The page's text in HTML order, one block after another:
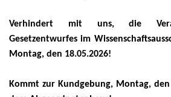
Verhindert mit uns, die
Gesetzentwurfes im
Montag, den 18.05.2026!
Kommt zur Kundgebung, Montag,